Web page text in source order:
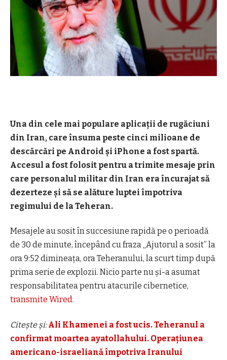
Una din cele mai populare aplicaţii de rugăciuni
din Iran, care însuma peste cinci milioane de
descărcări pe Android şi iPhone a fost spartă.
Accesul a fost folosit pentru a trimite mesaje prin
care personalul militar din Iran era încurajat să
dezerteze şi să se alăture luptei împotriva
regimului de la Teheran.
Mesajele au sosit în succesiune rapidă pe o perioadă
de 30 de minute, începând cu fraza „Ajutorul a sosit” la
ora 9:52 dimineața, ora Teheranului, la scurt timp după
prima serie de explozii. Nicio parte nu și-a asumat
responsabilitatea pentru atacurile cibernetice,
transmite Wired.
Citește și: Ali Khamenei a fost ucis. Teheranul a
confirmat moartea ayatollahului. Operațiunea
americano-israeliană împotriva Iranului